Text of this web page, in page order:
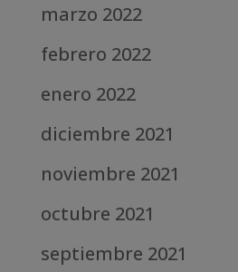
marzo 2022
febrero 2022
enero 2022
diciembre 2021
noviembre 2021
octubre 2021
septiembre 2021